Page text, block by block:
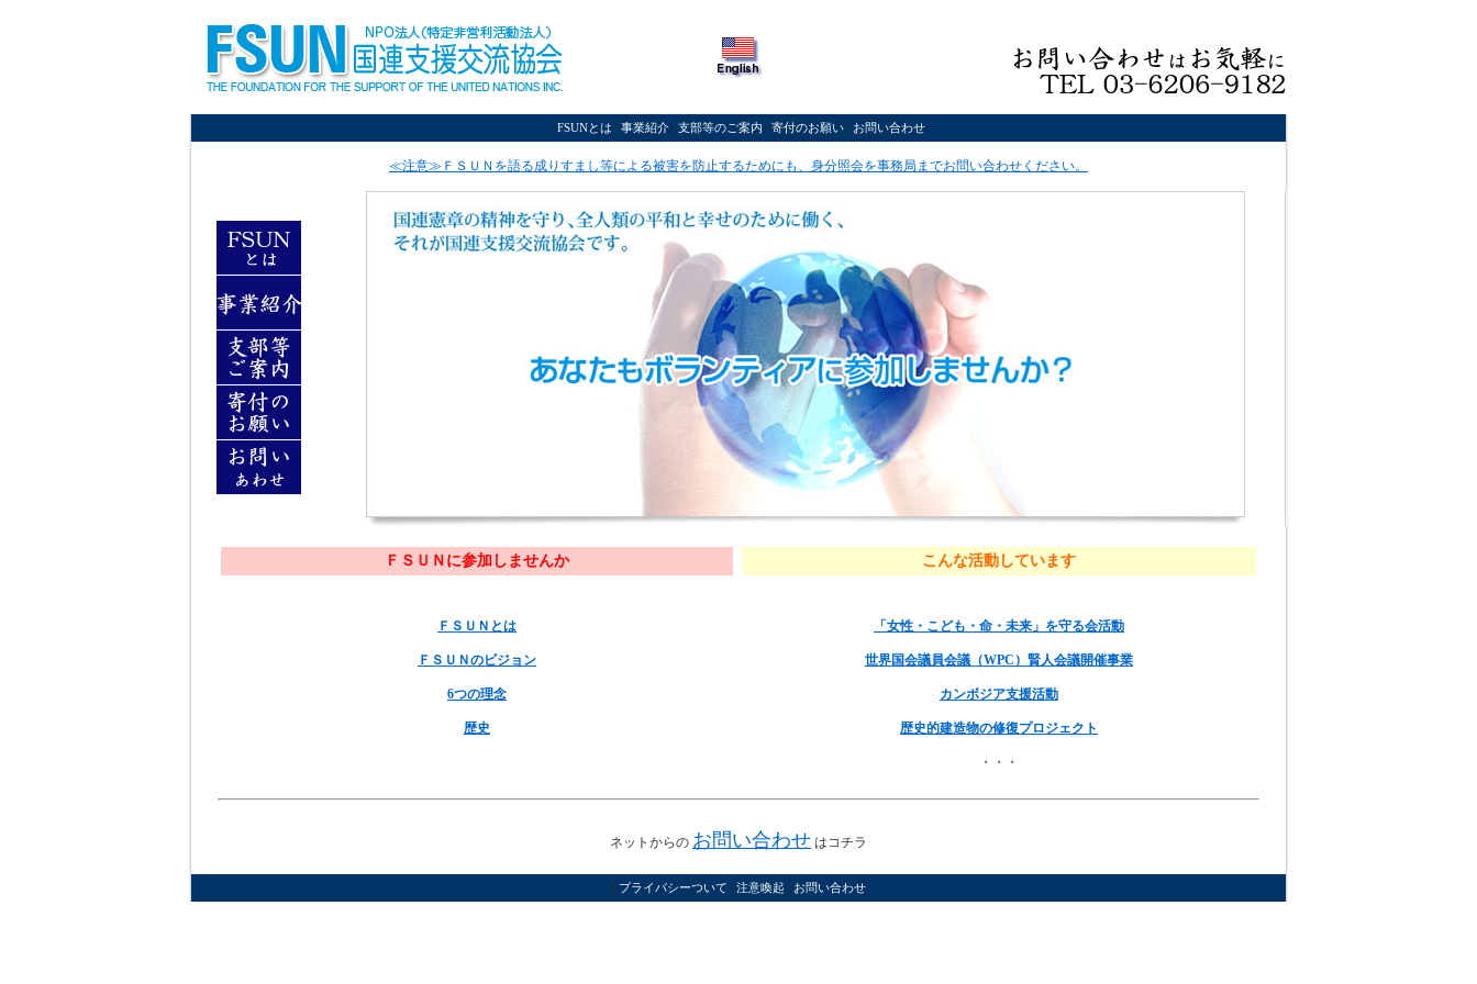
FSUNとは 事業紹介 支部等のご案内 寄付のお願い お問い合わせ
≪注意≫ＦＳＵＮを語る成りすまし等による被害を防止するためにも、身分照会を事務局までお問い合わせください。
ＦＳＵＮに参加しませんか こんな活動しています
ＦＳＵＮとは
ＦＳＵＮのビジョン
6つの理念
歴史
「女性・こども・命・未来」を守る会活動
世界国会議員会議（WPC）賢人会議開催事業
カンボジア支援活動
歴史的建造物の修復プロジェクト
・・・
ネットからの お問い合わせ はコチラ
プライバシーついて 注意喚起 お問い合わせ